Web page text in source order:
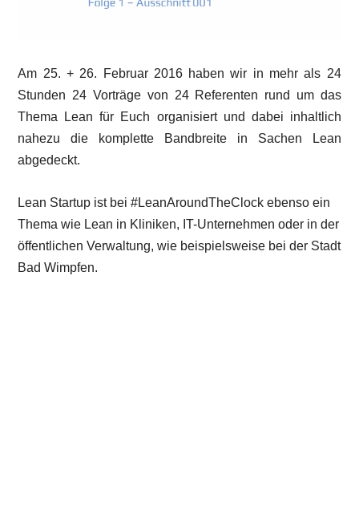
Am 25. + 26. Februar 2016 haben wir in mehr als 24
Stunden 24 Vorträge von 24 Referenten rund um das
Thema Lean für Euch organisiert und dabei inhaltlich
nahezu die komplette Bandbreite in Sachen Lean
abgedeckt.
Lean Startup ist bei #LeanAroundTheClock ebenso ein
Thema wie Lean in Kliniken, IT-Unternehmen oder in der
öffentlichen Verwaltung, wie beispielsweise bei der Stadt
Bad Wimpfen.